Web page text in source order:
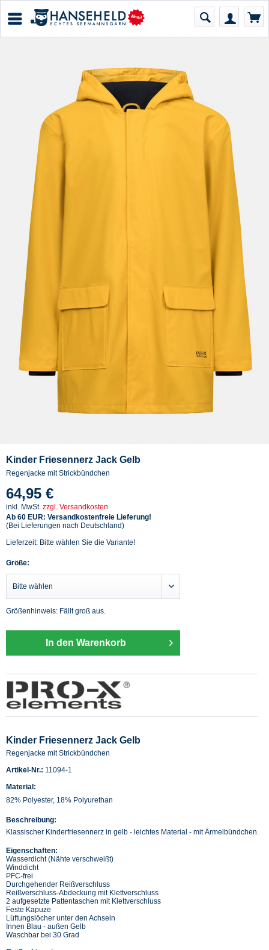
Kinder Friesennerz Jack Gelb
Regenjacke mit Strickbündchen
64,95 €
inkl. MwSt. zzgl. Versandkosten
Ab 60 EUR: Versandkostenfreie Lieferung!
(Bei Lieferungen nach Deutschland)
Lieferzeit: Bitte wählen Sie die Variante!
Größe:
Größenhinweis: Fällt groß aus.
In den Warenkorb
Kinder Friesennerz Jack Gelb
Regenjacke mit Strickbündchen
Artikel-Nr.: 11094-1
Material:
82% Polyester, 18% Polyurethan
Beschreibung:
Klassischer Kinderfriesennerz in gelb - leichtes Material - mit Ärmelbündchen.
Eigenschaften:
Wasserdicht (Nähte verschweißt)
Winddicht
PFC-frei
Durchgehender Reißverschluss
Reißverschluss-Abdeckung mit Klettverschluss
2 aufgesetzte Pattentaschen mit Klettverschluss
Feste Kapuze
Lüftungslöcher unter den Achseln
Innen Blau - außen Gelb
Waschbar bei 30 Grad